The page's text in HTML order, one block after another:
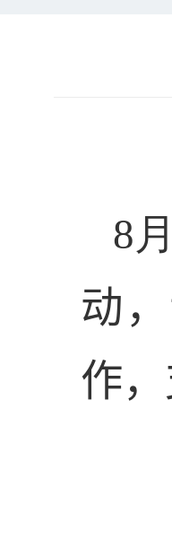
8月
动 ，
作